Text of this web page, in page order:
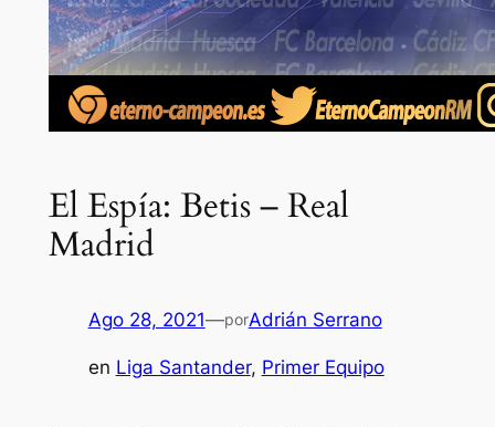
El Espía: Betis – Real
Madrid
Ago 28, 2021—porAdrián Serrano
en Liga Santander, Primer Equipo